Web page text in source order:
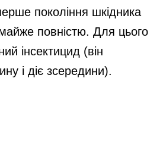
покоління шкідника
повністю. Для цього
інсектицид (він
і діє зсередини).